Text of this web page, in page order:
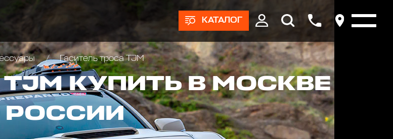
КАТАЛОГ
Гаситель троса TJM
КУПИТЬ В МОСКВЕ
РОССИИ